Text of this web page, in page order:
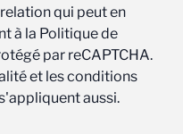
qui peut en
à la Politique de
par reCAPTCHA.
et les conditions
aussi.